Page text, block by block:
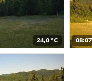
24,0 °C 08:07